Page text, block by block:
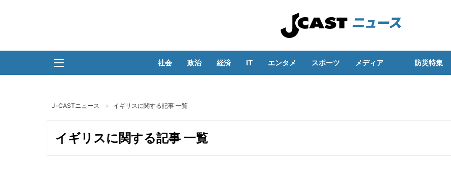
社会 政治 経済 IT エンタメ スポーツ メディア 防災特集
J-CASTニュース イギリスに関する記事 一覧
イギリスに関する記事 一覧